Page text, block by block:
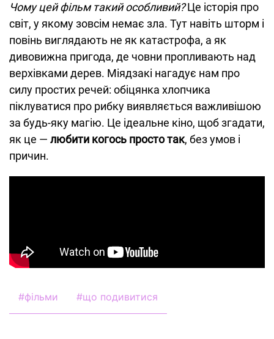
Чому цей фільм такий особливий?Це історія про
світ, у якому зовсім немає зла. Тут навіть шторм і
повінь виглядають не як катастрофа, а як
дивовижна пригода, де човни пропливають над
верхівками дерев. Міядзакі нагадує нам про
силу простих речей: обіцянка хлопчика
піклуватися про рибку виявляється важливішою
за будь-яку магію. Це ідеальне кіно, щоб згадати,
як це — любити когось просто так, без умов і
причин.
#фільми #що подивитися